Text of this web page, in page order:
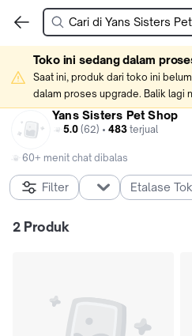
Toko ini sedang dalam
Saat ini, produk dari toko ini
dalam proses upgrade. Balik lagi
Yans Sisters Pet Shop
5.0 (62) • 483 terjual
60+ menit chat dibalas
Filter Etalase
2 Produk